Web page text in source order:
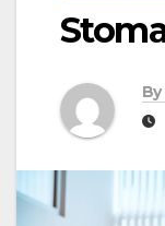
By